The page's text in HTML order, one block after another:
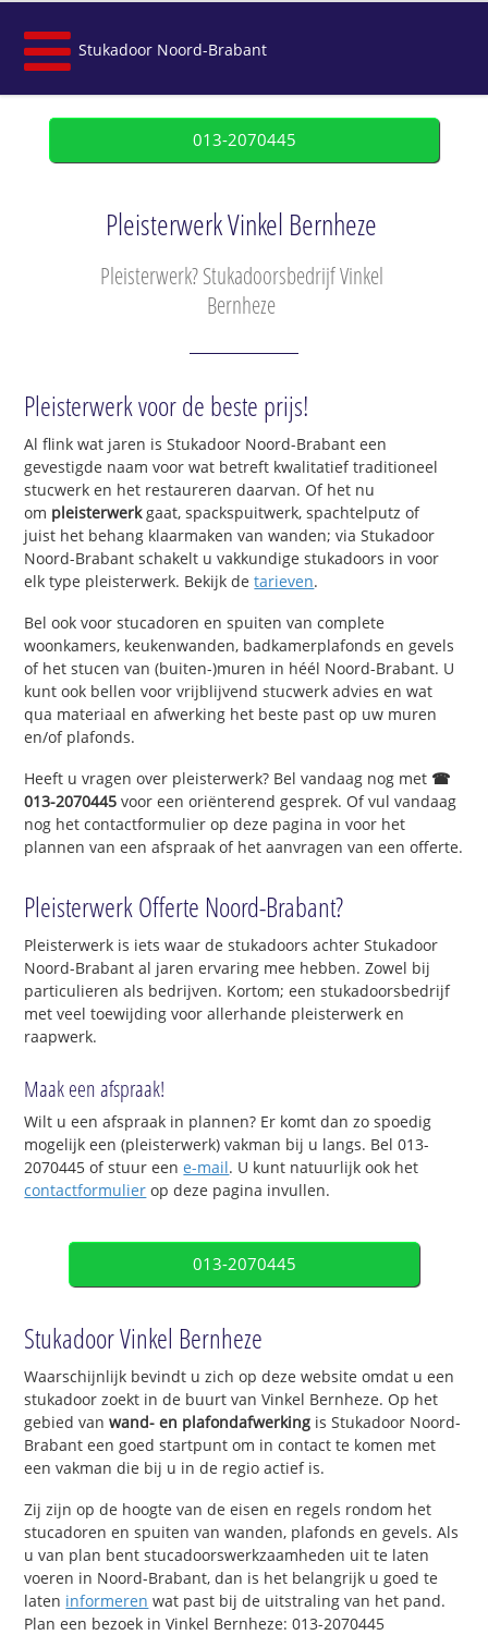
Stukadoor Noord-Brabant
013-2070445
Pleisterwerk Vinkel Bernheze
Pleisterwerk? Stukadoorsbedrijf Vinkel
Bernheze
Pleisterwerk voor de beste prijs!
Al flink wat jaren is Stukadoor Noord-Brabant een
gevestigde naam voor wat betreft kwalitatief traditioneel
stucwerk en het restaureren daarvan. Of het nu
om pleisterwerkgaat, spackspuitwerk, spachtelputz of
juist het behang klaarmaken van wanden; via Stukadoor
Noord-Brabant schakelt u vakkundige stukadoors in voor
elk type pleisterwerk. Bekijk detarieven.
Bel ook voor stucadoren en spuiten van complete
woonkamers, keukenwanden, badkamerplafonds en gevels
of het stucen van (buiten-)muren in héél Noord-Brabant. U
kunt ook bellen voor vrijblijvend stucwerk advies en wat
qua materiaal en afwerking het beste past op uw muren
en/of plafonds.
Heeft u vragen over pleisterwerk? Bel vandaag nog met ☎
013-2070445 voor een oriënterend gesprek. Of vul vandaag
nog het contactformulier op deze pagina in voor het
plannen van een afspraak of het aanvragen van een offerte.
Pleisterwerk Offerte Noord-Brabant?
Pleisterwerk is iets waar de stukadoors achter Stukadoor
Noord-Brabant al jaren ervaring mee hebben. Zowel bij
particulieren als bedrijven. Kortom; een stukadoorsbedrijf
met veel toewijding voor allerhande pleisterwerk en
raapwerk.
Maak een afspraak!
Wilt u een afspraak in plannen? Er komt dan zo spoedig
mogelijk een (pleisterwerk) vakman bij u langs. Bel 013-
2070445 of stuur eene-mail. U kunt natuurlijk ook het
contactformulier op deze pagina invullen.
013-2070445
Stukadoor Vinkel Bernheze
Waarschijnlijk bevindt u zich op deze website omdat u een
stukadoor zoekt in de buurt van Vinkel Bernheze. Op het
gebied vanwand- en plafondafwerking is Stukadoor Noord-
Brabant een goed startpunt om in contact te komen met
een vakman die bij u in de regio actief is.
Zij zijn op de hoogte van de eisen en regels rondom het
stucadoren en spuiten van wanden, plafonds en gevels. Als
u van plan bent stucadoorswerkzaamheden uit te laten
voeren in Noord-Brabant, dan is het belangrijk u goed te
laten informeren wat past bij de uitstraling van het pand.
Plan een bezoek in Vinkel Bernheze: 013-2070445